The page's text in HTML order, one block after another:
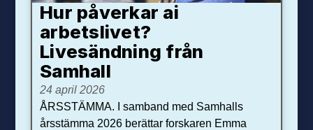
Hur påverkar ai
arbetslivet?
Livesändning från
Samhall
24 april 2026
ÅRSSTÄMMA. I samband med Samhalls
årsstämma 2026 berättar forskaren Emma